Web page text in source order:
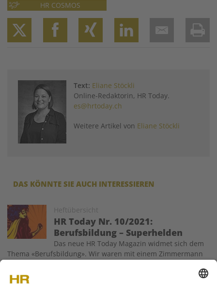
HR COSMOS
Text: Eliane Stöckli
Online-Redaktorin, HR Today.
es@hrtoday.ch
Weitere Artikel von Eliane Stöckli
DAS KÖNNTE SIE AUCH INTERESSIEREN
Heftübersicht
HR Today Nr. 10/2021:
Berufsbildung – Superhelden
Image
Das neue HR Today Magazin widmet sich dem
Thema «Berufsbildung». Wir waren mit einem Zimmermann
über die (Arbeits-)Schulter und erfuhren, wie künftige